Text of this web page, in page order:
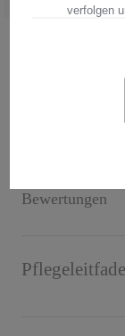
Bewertungen
verfolgen
Informationen
Geben Sie Ihre
Einstellungen,
verwendet